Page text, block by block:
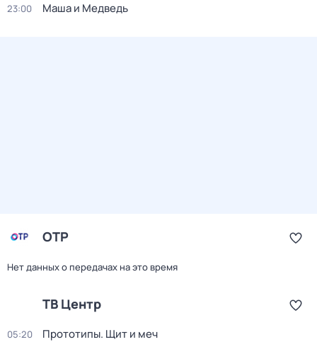
23:00 Маша и Медведь
ОТР
Нет данных о передачах на это время
ТВ Центр
05:20 Прототипы. Щит и меч